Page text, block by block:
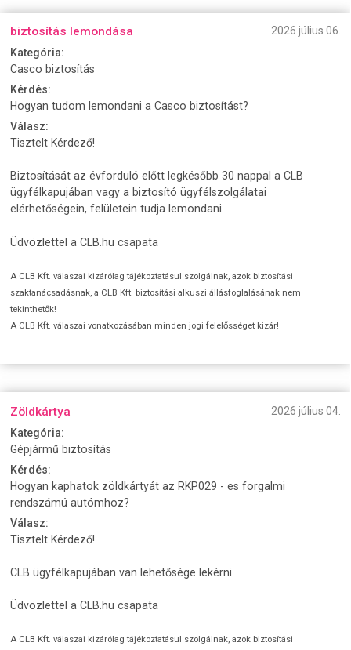
biztosítás lemondása
2026 július 06.
Kategória:
Casco biztosítás
Kérdés:
Hogyan tudom lemondani a Casco biztosítást?
Válasz:
Tisztelt Kérdező!
Biztosítását az évforduló előtt legkésőbb 30 nappal a CLB
ügyfélkapujában vagy a biztosító ügyfélszolgálatai
elérhetőségein, felületein tudja lemondani.
Üdvözlettel a CLB.hu csapata
A CLB Kft. válaszai kizárólag tájékoztatásul szolgálnak, azok biztosítási
szaktanácsadásnak, a CLB Kft. biztosítási alkuszi állásfoglalásának nem
tekinthetők!
A CLB Kft. válaszai vonatkozásában minden jogi felelősséget kizár!
Zöldkártya
2026 július 04.
Kategória:
Gépjármű biztosítás
Kérdés:
Hogyan kaphatok zöldkártyát az RKP029 - es forgalmi
rendszámú autómhoz?
Válasz:
Tisztelt Kérdező!
CLB ügyfélkapujában van lehetősége lekérni.
Üdvözlettel a CLB.hu csapata
A CLB Kft. válaszai kizárólag tájékoztatásul szolgálnak, azok biztosítási